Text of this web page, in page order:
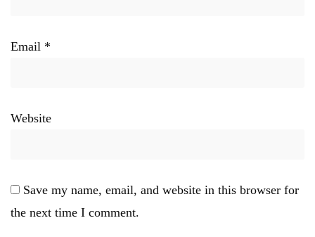
Email *
Website
Save my name, email, and website in this browser for
the next time I comment.